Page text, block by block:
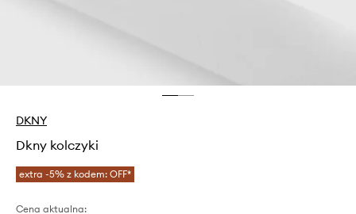
DKNY
Dkny kolczyki
extra -5% z kodem: OFF*
Cena aktualna: